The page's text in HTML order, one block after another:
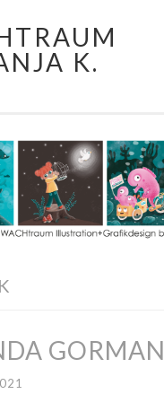
K.
GORMAN